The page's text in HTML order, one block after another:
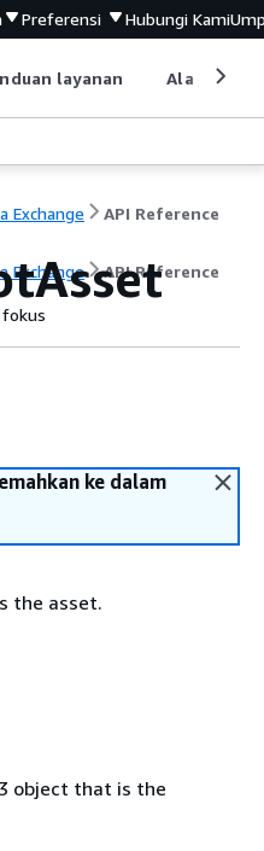
Preferensi Hubungi Kami
layanan Alat
Exchange API Reference
Exchange API Reference
ke dalam
the asset.
object that is the